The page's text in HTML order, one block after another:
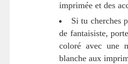
imprimée et des
Si tu cherches
de fantaisiste,
coloré avec une
blanche aux